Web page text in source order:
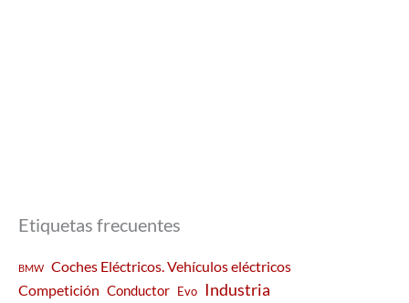
Etiquetas frecuentes
BMW
Coches Eléctricos. Vehículos eléctricos
Competición Conductor Evo Industria